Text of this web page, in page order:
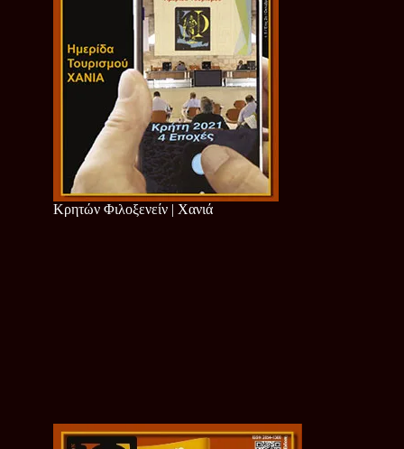
Κρητών Φιλοξενείν | Χανιά